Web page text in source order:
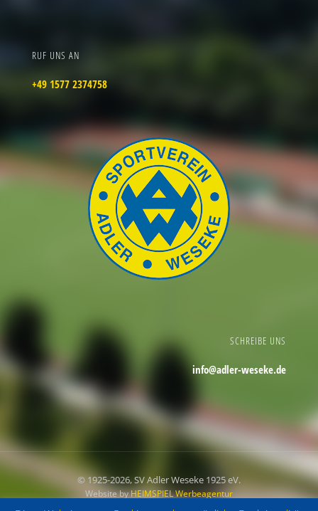
RUF UNS AN
+49 1577 2374758
SCHREIBE UNS
info@adler-weseke.de
© 1925-2026, SV Adler Weseke 1925 eV.
Website byHEIMSPIEL Werbeagentur